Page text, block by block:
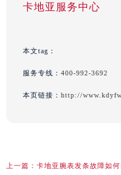
卡地亚服务中心
本文tag：
服务专线： 400-992-3692
本页链接： http://
上一篇： 卡地亚腕表发条故障如